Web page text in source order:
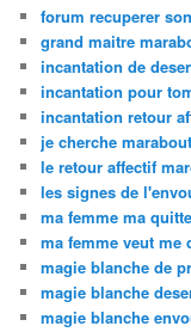
forum recuperer
grand maitre
incantation de
incantation pour
incantation retour
je cherche
le retour affectif
les signes de
ma femme ma
ma femme veut
magie blanche de
magie blanche
magie blanche